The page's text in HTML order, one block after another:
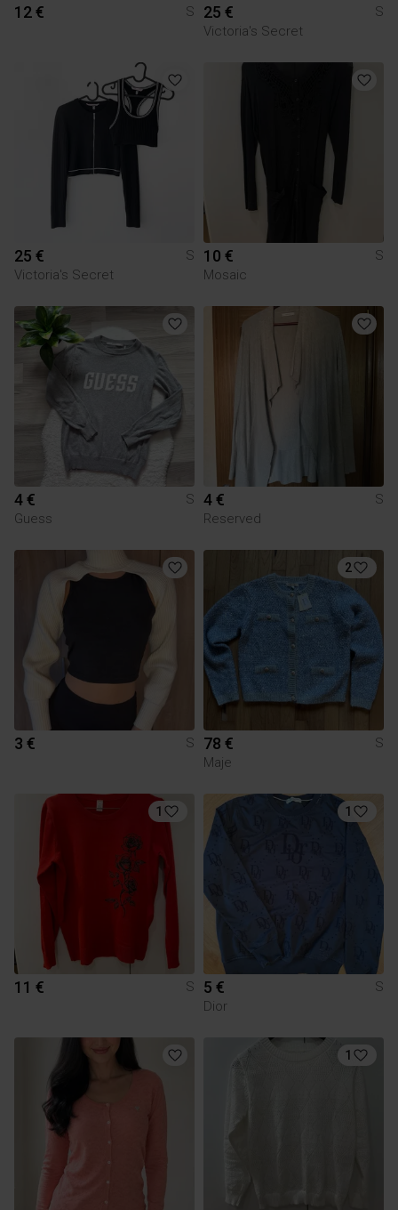
12 € S 25 €
S
Victoria's Secret
25 €
S
Victoria's Secret
10 €
S
Mosaic
4 €
S
Guess
4 €
S
Reserved
3 € S
2
78 €
S
Maje
1
11 € S
1
5 €
S
Dior
1